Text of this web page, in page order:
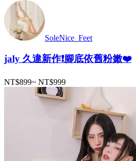
SoleNice_Feet
jaly 久違新作❗️腳底依舊粉嫩❤️
NT$899~ NT$999